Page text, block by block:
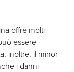
offre molti
essere
inoltre, il minor
i danni